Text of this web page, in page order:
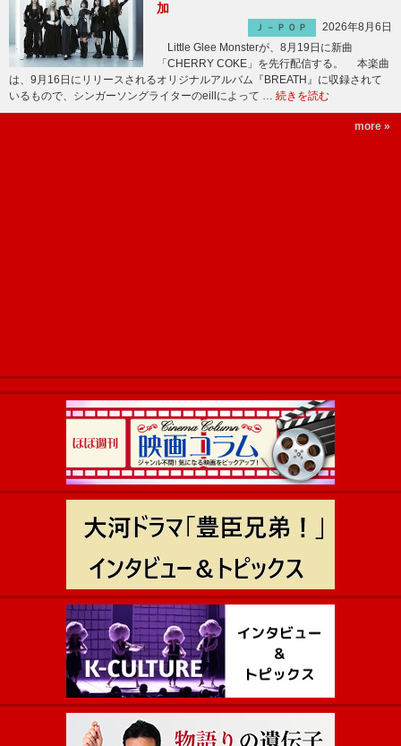
加
Ｊ－ＰＯＰ
2026年8月6日
Little Glee Monsterが、8月19日に新曲
「CHERRY COKE」を先行配信する。 本楽曲
は、9月16日にリリースされるオリジナルアルバム『BREATH』に収録されて
いるもので、シンガーソングライターのeillによって … 続きを読む
more »